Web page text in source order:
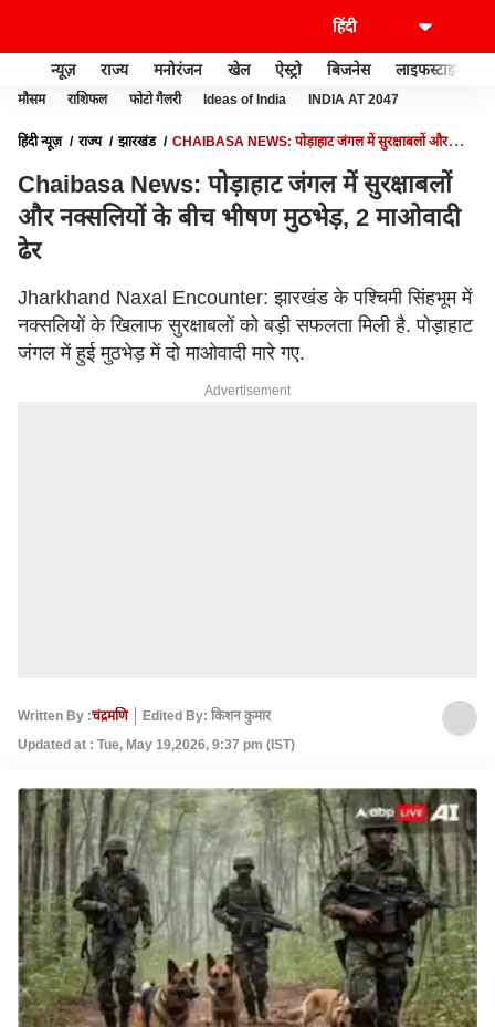
न्यूज़ राज्य मनोरंजन खेल ऐस्ट्रो बिजनेस लाइफस्टाइल
मौसम राशिफल फोटो गैलरी Ideas of India INDIA AT 2047
हिंदी न्यूज़ राज्य झारखंड
CHAIBASA NEWS: पोड़ाहाट जंगल में सुरक्षाबलों और
Chaibasa News: पोड़ाहाट जंगल में सुरक्षाबलों
और नक्सलियों के बीच भीषण मुठभेड़, 2 माओवादी
ढेर
Jharkhand Naxal Encounter: झारखंड के पश्चिमी सिंहभूम में
नक्सलियों के खिलाफ सुरक्षाबलों को बड़ी सफलता मिली है. पोड़ाहाट
जंगल में हुई मुठभेड़ में दो माओवादी मारे गए.
Advertisement
Written By :चंद्रमणि
Edited By: किशन कुमार
Updated at : Tue, May 19,2026, 9:37 pm (IST)